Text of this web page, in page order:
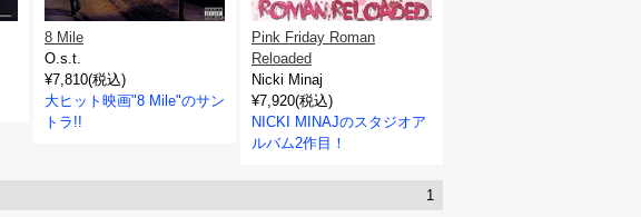
8 Mile
O.s.t.
¥7,810(税込)
大ヒット映画"8 Mile"のサン
トラ!!
Pink Friday Roman
Reloaded
Nicki Minaj
¥7,920(税込)
NICKI MINAJのスタジオア
ルバム2作目！
1